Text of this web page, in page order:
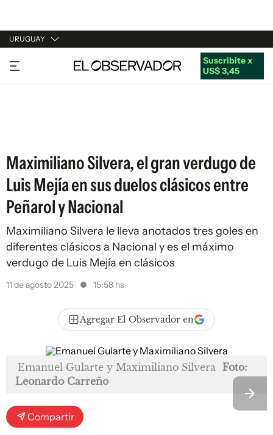
URUGUAY
URUGUAY
ARGENTINA
Suscribite x
US$ 3,45
Maximiliano Silvera, el gran verdugo de
Luis Mejía en sus duelos clásicos entre
Peñarol y Nacional
Maximiliano Silvera le lleva anotados tres goles en
diferentes clásicos a Nacional y es el máximo
verdugo de Luis Mejía en clásicos
11 de agosto 2025 15:58 hs
Agregar El Observador en
Emanuel Gularte y Maximiliano Silvera Foto:
Leonardo Carreño
Compartir